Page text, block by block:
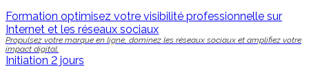
Formation optimisez votre visibilité professionnelle sur
Internet et les réseaux sociaux
Propulsez votre marque en ligne, dominez les réseaux sociaux et amplifiez votre
impact digital.
Initiation 2 jours